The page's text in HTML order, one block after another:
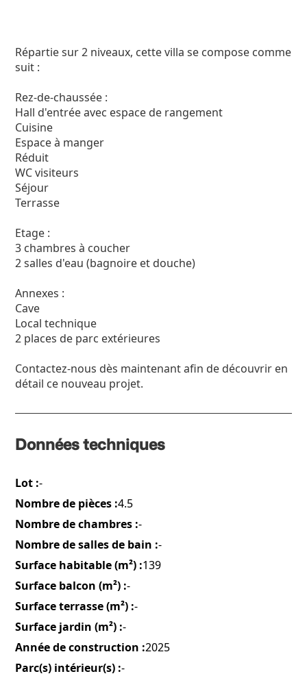
Répartie sur 2 niveaux, cette villa se compose comme
suit :
Rez-de-chaussée :
Hall d'entrée avec espace de rangement
Cuisine
Espace à manger
Réduit
WC visiteurs
Séjour
Terrasse
Etage :
3 chambres à coucher
2 salles d'eau (bagnoire et douche)
Annexes :
Cave
Local technique
2 places de parc extérieures
Contactez-nous dès maintenant afin de découvrir en
détail ce nouveau projet.
Données techniques
Lot :-
Nombre de pièces :4.5
Nombre de chambres :-
Nombre de salles de bain :-
Surface habitable (m²) :139
Surface balcon (m²) :-
Surface terrasse (m²) :-
Surface jardin (m²) :-
Année de construction :2025
Parc(s) intérieur(s) :-